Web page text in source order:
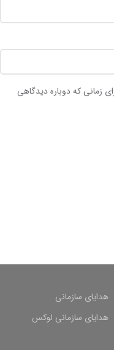
زمانی که دوباره دیدگاهی
هدایای سازمانی
هدایای سازمانی لوکس